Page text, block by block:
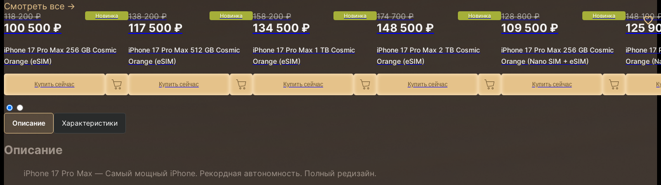
Смотреть все →
118 200 ₽
100 500 ₽
Новинка
iPhone 17 Pro Max 256 GB Cosmic
Orange (eSIM)
Купить сейчас
138 200 ₽
117 500 ₽
Новинка
iPhone 17 Pro Max 512 GB Cosmic
Orange (eSIM)
Купить сейчас
158 200 ₽
134 500 ₽
Новинка
iPhone 17 Pro Max 1 TB Cosmic
Orange (eSIM)
Купить сейчас
174 700 ₽
148 500 ₽
Новинка
iPhone 17 Pro Max 2 TB Cosmic
Orange (eSIM)
Купить сейчас
128 800 ₽
109 500 ₽
Новинка
iPhone 17 Pro Max 256 GB Cosmic
Orange (Nano SIM + eSIM)
Купить сейчас
148 100
125
iPhone 17
Orange
Описание Характеристики
Описание
iPhone 17 Pro Max — Самый мощный iPhone. Рекордная автономность. Полный редизайн.